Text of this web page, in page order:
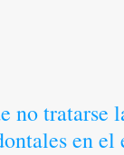
no tratarse
en el